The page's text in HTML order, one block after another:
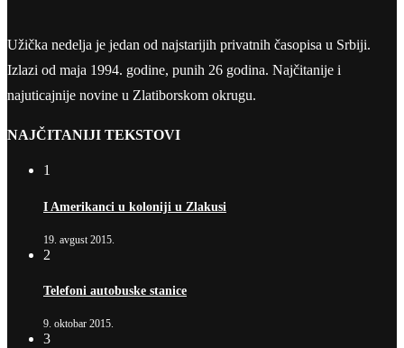
Užička nedelja je jedan od najstarijih privatnih časopisa u Srbiji.
Izlazi od maja 1994. godine, punih 26 godina. Najčitanije i
najuticajnije novine u Zlatiborskom okrugu.
NAJČITANIJI TEKSTOVI
1
I Amerikanci u koloniji u Zlakusi
19. avgust 2015.
2
Telefoni autobuske stanice
9. oktobar 2015.
3